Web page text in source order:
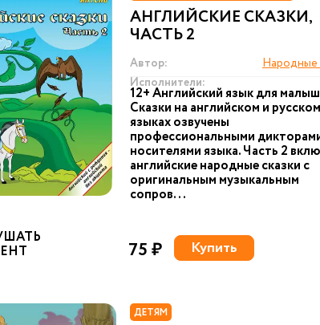
АНГЛИЙСКИЕ СКАЗКИ,
ЧАСТЬ 2
Автор:
Народные
Исполнители:
12+ Английский язык для
Сказки на английском и русском
языках озвучены
профессиональными
носителями языка. Часть 2
английские народные сказки с
оригинальным музыкальным
сопров...
75 ₽ Купить
ДЕТЯМ